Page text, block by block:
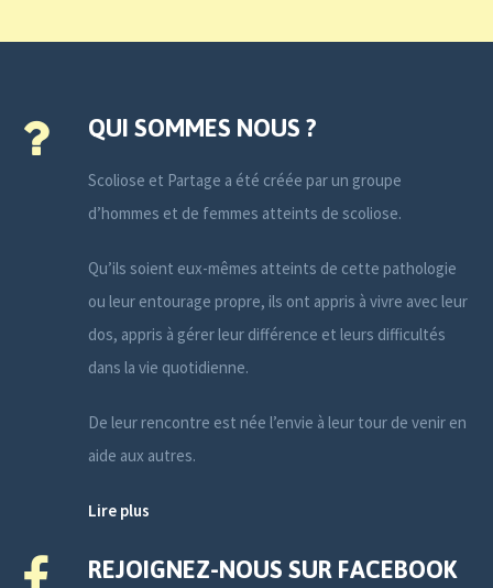
QUI SOMMES NOUS ?
Scoliose et Partage a été créée par un groupe
d’hommes et de femmes atteints de scoliose.
Qu’ils soient eux-mêmes atteints de cette pathologie
ou leur entourage propre, ils ont appris à vivre avec leur
dos, appris à gérer leur différence et leurs difficultés
dans la vie quotidienne.
De leur rencontre est née l’envie à leur tour de venir en
aide aux autres.
Lire plus
REJOIGNEZ-NOUS SUR FACEBOOK